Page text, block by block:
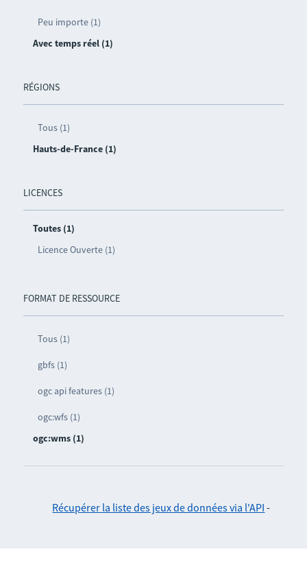
Peu importe (1)
Avec temps réel (1)
RÉGIONS
Tous (1)
Hauts-de-France (1)
LICENCES
Toutes (1)
Licence Ouverte (1)
FORMAT DE RESSOURCE
Tous (1)
gbfs (1)
ogc api features (1)
ogc:wfs (1)
ogc:wms (1)
Récupérer la liste des jeux de données via l'API -